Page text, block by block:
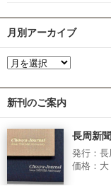
月別アーカイブ
新刊のご案内
長周新
発行：長
価格：大